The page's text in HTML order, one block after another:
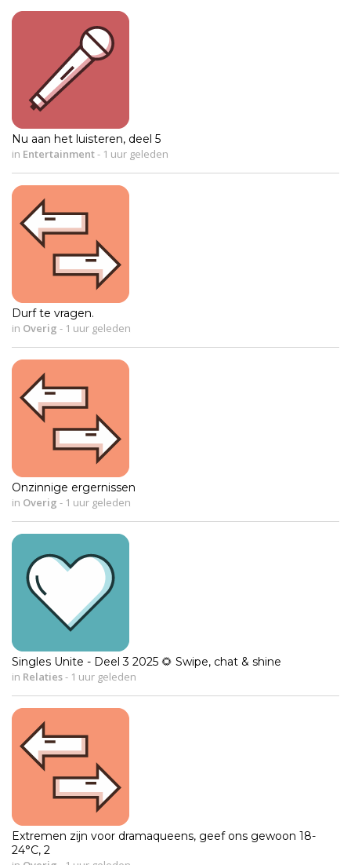
Nu aan het luisteren, deel 5
in Entertainment- 1 uur geleden
Durf te vragen.
in Overig - 1 uur geleden
Onzinnige ergernissen
in Overig - 1 uur geleden
Singles Unite - Deel 3 2025 🌻 Swipe, chat & shine
in Relaties- 1 uur geleden
Extremen zijn voor dramaqueens, geef ons gewoon 18-
24°C, 2